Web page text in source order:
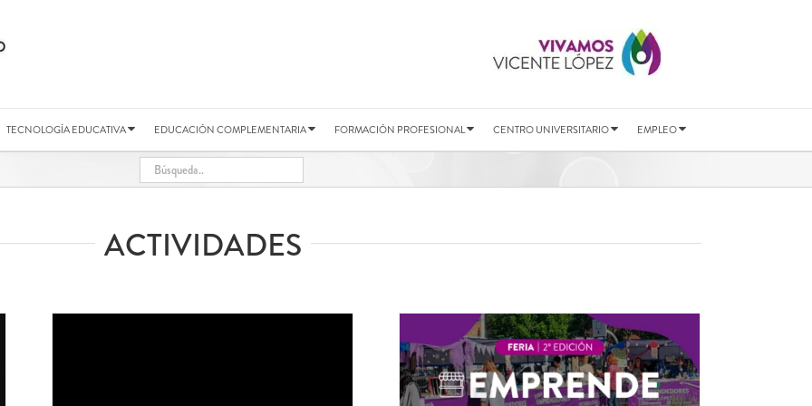
TECNOLOGÍA EDUCATIVA EDUCACIÓN COMPLEMENTARIA FORMACIÓN PROFESIONAL CENTRO UNIVERSITARIO EMPLEO
ACTIVIDADES